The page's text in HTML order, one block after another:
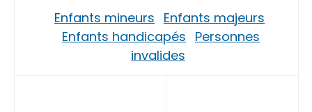
Enfants mineurs Enfants majeurs
Enfants handicapés Personnes
invalides